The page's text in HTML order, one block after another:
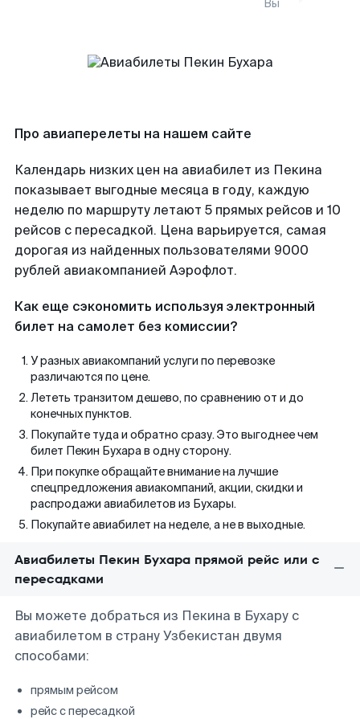
Вы
Про авиаперелеты на нашем сайте
Календарь низких цен на авиабилет из Пекина
показывает выгодные месяца в году, каждую
неделю по маршруту летают 5 прямых рейсов и 10
рейсов с пересадкой. Цена варьируется, самая
дорогая из найденных пользователями 9000
рублей авиакомпанией Аэрофлот.
Как еще сэкономить используя электронный
билет на самолет без комиссии?
У разных авиакомпаний услуги по перевозке
различаются по цене.
Лететь транзитом дешево, по сравнению от и до
конечных пунктов.
Покупайте туда и обратно сразу. Это выгоднее чем
билет Пекин Бухара в одну сторону.
При покупке обращайте внимание на лучшие
спецпредложения авиакомпаний, акции, скидки и
распродажи авиабилетов из Бухары.
Покупайте авиабилет на неделе, а не в выходные.
Авиабилеты Пекин Бухара прямой рейс или с
пересадками
Вы можете добраться из Пекина в Бухару с
авиабилетом в страну Узбекистан двумя
способами:
прямым рейсом
рейс с пересадкой